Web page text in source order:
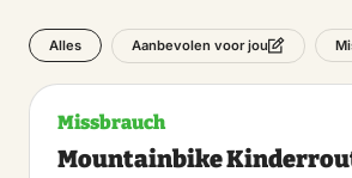
Alles Aanbevolen voor jou
Missbrauch
Mountainbike